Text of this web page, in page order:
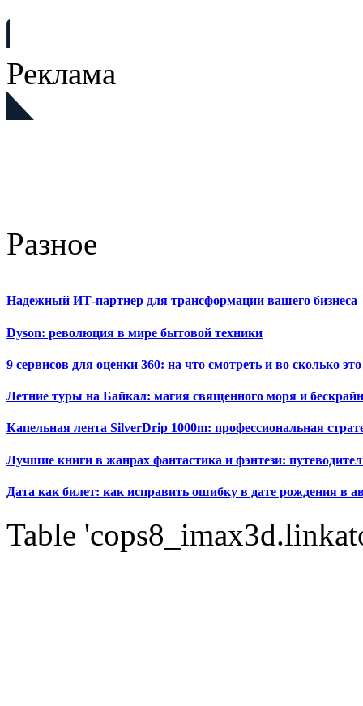
Реклама
Разное
Надежный ИТ-партнер для трансформации вашего бизнеса
Dyson: революция в мире бытовой техники
9 сервисов для оценки 360: на что смотреть и во сколько это
Летние туры на Байкал: магия священного моря и
Капельная лента SilverDrip 1000m: профессиональная
Лучшие книги в жанрах фантастика и фэнтези:
Дата как билет: как исправить ошибку в дате рождения в
Table